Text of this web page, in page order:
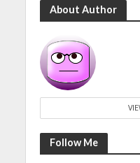
About Author
Follow Me